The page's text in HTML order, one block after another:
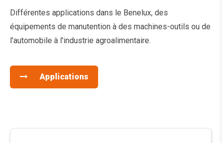
Différentes applications dans le Benelux, des
équipements de manutention à des machines-outils ou de
l'automobile à l'industrie agroalimentaire.
Applications